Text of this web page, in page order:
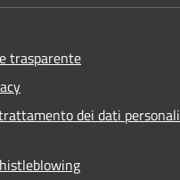
trasparente
dei dati personali